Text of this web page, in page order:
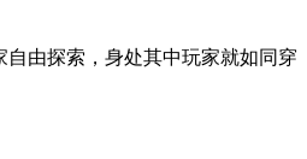
由探索，身处其中玩家就如同穿